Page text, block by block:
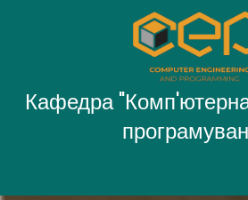
Кафедра "Комп'ютерна